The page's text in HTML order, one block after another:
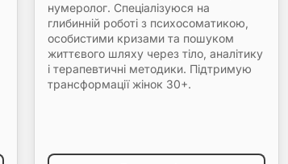
нумеролог. Спеціалізуюся на
глибинній роботі з психосоматикою,
особистими кризами та пошуком
життєвого шляху через тіло, аналітику
і терапевтичні методики. Підтримую
трансформації жінок 30+.